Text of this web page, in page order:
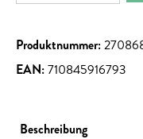
Produktnummer:
EAN:710845916793
Beschreibung